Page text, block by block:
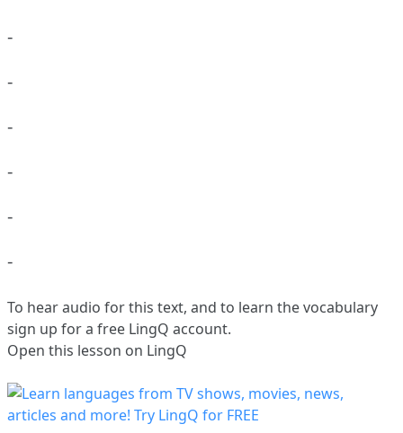
-
-
-
-
-
-
To hear audio for this text, and to learn the vocabulary
sign up for a free LingQ account.
Open this lesson on LingQ